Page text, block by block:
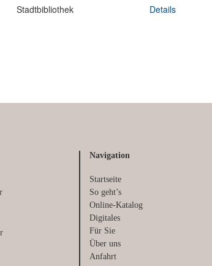
Navigation
Startseite
So geht’s
Online-Katalog
Digitales
Für Sie
Über uns
Anfahrt